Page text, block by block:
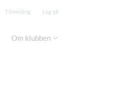
Tilmelding Log på
Om klubben